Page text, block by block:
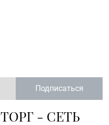
Подписаться
- СЕТЬ